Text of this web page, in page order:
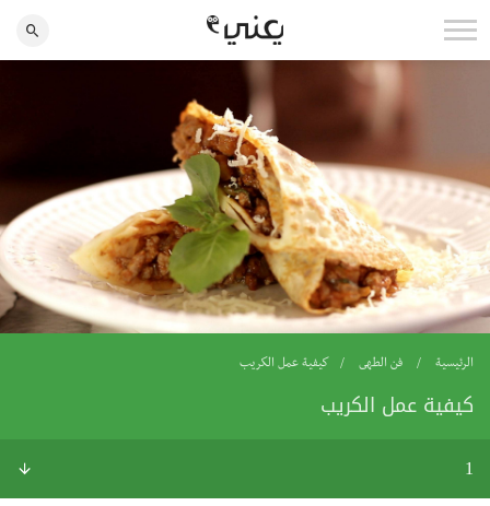
الرئيسية فن الطهى كيفية عمل الكريب
كيفية عمل الكريب
1